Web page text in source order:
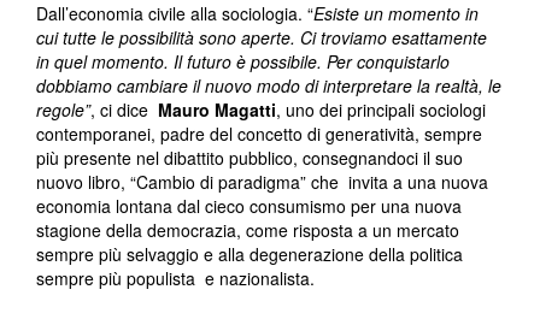
Dall’economia civile alla sociologia. “Esiste un momento in
cui tutte le possibilità sono aperte. Ci troviamo esattamente
in quel momento. Il futuro è possibile. Per conquistarlo
dobbiamo cambiare il nuovo modo di interpretare la realtà, le
regole”, ci dice Mauro Magatti, uno dei principali sociologi
contemporanei, padre del concetto di generatività, sempre
più presente nel dibattito pubblico, consegnandoci il suo
nuovo libro, “Cambio di paradigma” che invita a una nuova
economia lontana dal cieco consumismo per una nuova
stagione della democrazia, come risposta a un mercato
sempre più selvaggio e alla degenerazione della politica
sempre più populista e nazionalista.